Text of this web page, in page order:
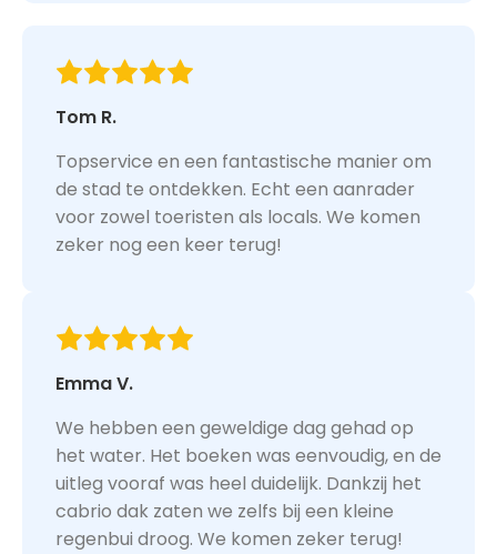
Tom R.
Topservice en een fantastische manier om
de stad te ontdekken. Echt een aanrader
voor zowel toeristen als locals. We komen
zeker nog een keer terug!
Emma V.
We hebben een geweldige dag gehad op
het water. Het boeken was eenvoudig, en de
uitleg vooraf was heel duidelijk. Dankzij het
cabrio dak zaten we zelfs bij een kleine
regenbui droog. We komen zeker terug!